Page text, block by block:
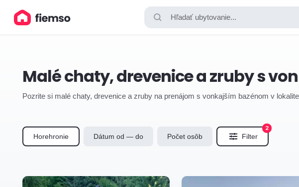
Hľadať ubytovanie...
Malé chaty, drevenice a zruby s
Pozrite si malé chaty, drevenice a zruby na prenájom s vonkajším bazénom v
Horehronie Dátum od — do Počet osôb Filter
2